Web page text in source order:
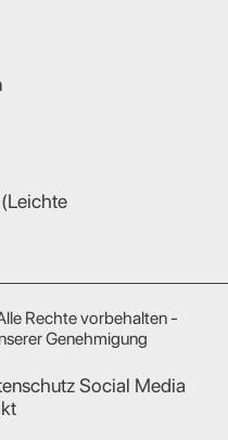
Rechte vorbehalten -
Genehmigung
Social Media